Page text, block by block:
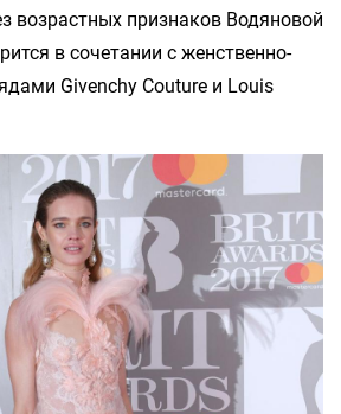
возрастных признаков Водяновой
в сочетании с женственно-
Givenchy Couturе и Louis